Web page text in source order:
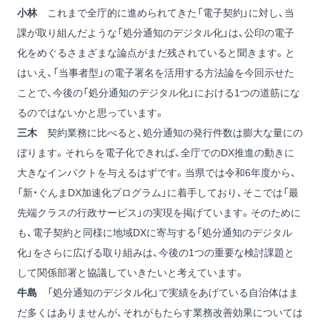
小林これまで全庁的に進められてきた「電子契約」に対し、当
課が取り組んだような「処分通知のデジタル化」は、公印の電子
化をめぐるさまざまな論点がまだ残されていると聞きます。と
はいえ、「当事者型」の電子署名を活用する方法論を今回示せた
ことで、今後の「処分通知のデジタル化」における1つの道筋にな
るのではないかと思っています。
三木 契約業務に比べると、処分通知の発行件数は膨大な量にの
ぼります。それらを電子化できれば、全庁でのDX推進の動きに
大きなインパクトを与えるはずです。当県では令和6年度から、
「新・ぐんまDX加速化プログラム」に着手しており、そこでは「最
先端クラスの行政サービス」の実現を掲げています。そのために
も、電子契約と同様に地域DXに寄与する「処分通知のデジタル
化」をさらに広げる取り組みは、今後の1つの重要な検討課題と
して関係部署と協議していきたいと考えています。
牛島 「処分通知のデジタル化」で実績をあげている自治体はま
だ多くはありませんが、それがもたらす業務改善効果については